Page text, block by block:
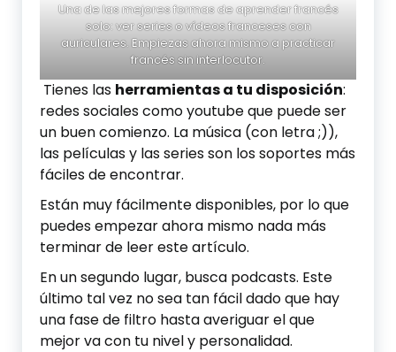
Una de las mejores formas de aprender francés
solo: ver series o vídeos franceses con
auriculares. Empiezas ahora mismo a practicar
francés sin interlocutor.
Tienes las herramientas a tu disposición:
redes sociales como youtube que puede ser
un buen comienzo. La música (con letra ;)),
las películas y las series son los soportes más
fáciles de encontrar.
Están muy fácilmente disponibles, por lo que
puedes empezar ahora mismo nada más
terminar de leer este artículo.
En un segundo lugar, busca podcasts. Este
último tal vez no sea tan fácil dado que hay
una fase de filtro hasta averiguar el que
mejor va con tu nivel y personalidad.